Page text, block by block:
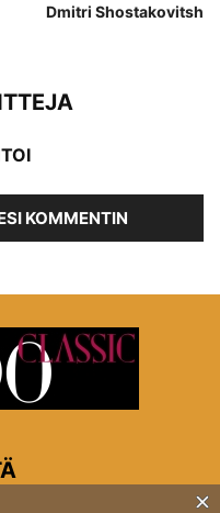
Dmitri Shostakovitsh
KOMMENTIN